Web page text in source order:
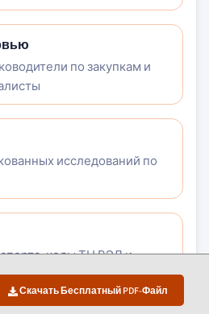
Скачать Бесплатный PDF-Файл
по закупкам и
исследований по
коды ТН ВЭД и